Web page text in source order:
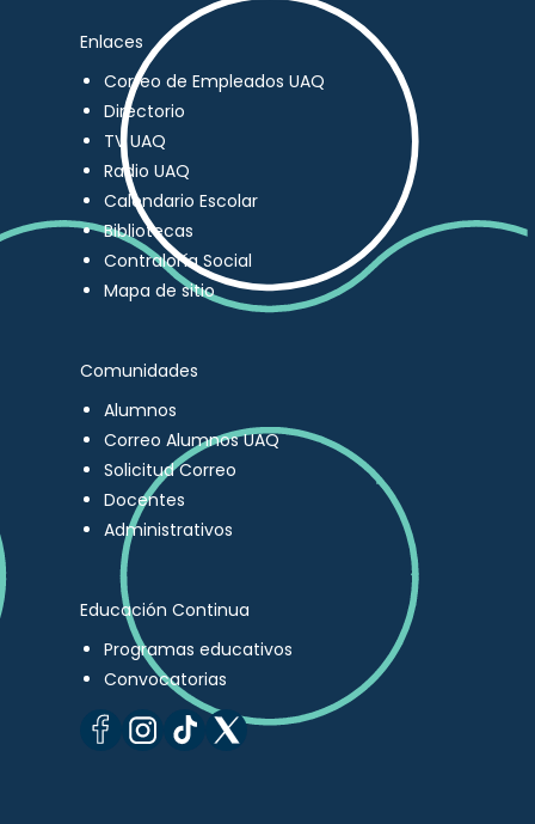
Enlaces
Correo de Empleados UAQ
Directorio
TV UAQ
Radio UAQ
Calendario Escolar
Bibliotecas
Contraloría Social
Mapa de sitio
Comunidades
Alumnos
Correo Alumnos UAQ
Solicitud Correo
Docentes
Administrativos
Educación Continua
Programas educativos
Convocatorias